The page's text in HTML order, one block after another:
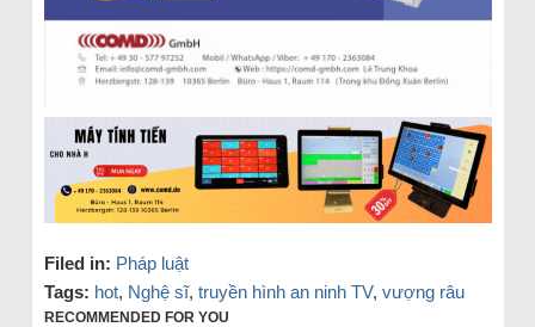
Filed in: Pháp luật
Tags: hot, Nghệ sĩ, truyền hình an ninh TV, vượng râu
RECOMMENDED FOR YOU